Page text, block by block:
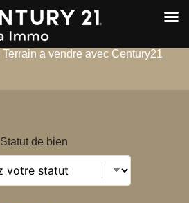
Terrain a vendre avec Century21
Statut de bien